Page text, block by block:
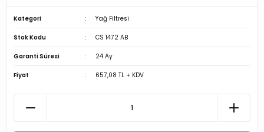
Kategori Yağ Filtresi
Stok Kodu CS 1472 AB
Garanti Süresi 24 Ay
Fiyat 657,08 TL + KDV